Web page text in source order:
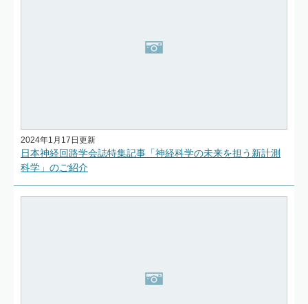
2024年1月17日更新
日本神経回路学会誌特集記事「神経科学の未来を担う新計測
科学」のご紹介